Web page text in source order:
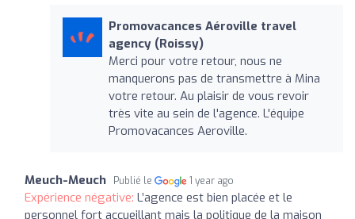
Promovacances Aéroville travel
agency (Roissy)
Merci pour votre retour, nous ne
manquerons pas de transmettre à Mina
votre retour. Au plaisir de vous revoir
très vite au sein de l'agence. L'équipe
Promovacances Aeroville.
Meuch-Meuch Publié le 1 year ago
Expérience négative: L’agence est bien placée et le
personnel fort accueillant mais la politique de la maison